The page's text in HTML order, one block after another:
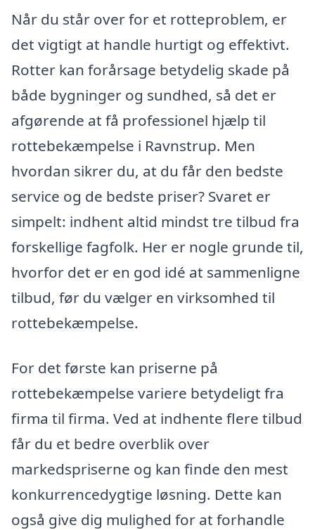
Når du står over for et rotteproblem, er
det vigtigt at handle hurtigt og effektivt.
Rotter kan forårsage betydelig skade på
både bygninger og sundhed, så det er
afgørende at få professionel hjælp til
rottebekæmpelse i Ravnstrup. Men
hvordan sikrer du, at du får den bedste
service og de bedste priser? Svaret er
simpelt: indhent altid mindst tre tilbud fra
forskellige fagfolk. Her er nogle grunde til,
hvorfor det er en god idé at sammenligne
tilbud, før du vælger en virksomhed til
rottebekæmpelse.
For det første kan priserne på
rottebekæmpelse variere betydeligt fra
firma til firma. Ved at indhente flere tilbud
får du et bedre overblik over
markedspriserne og kan finde den mest
konkurrencedygtige løsning. Dette kan
også give dig mulighed for at forhandle